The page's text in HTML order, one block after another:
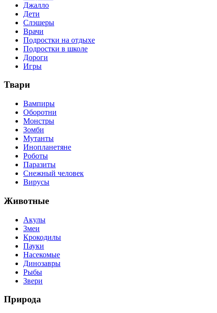
Джалло
Дети
Слэшеры
Врачи
Подростки на отдыхе
Подростки в школе
Дороги
Игры
Твари
Вампиры
Оборотни
Монстры
Зомби
Мутанты
Инопланетяне
Роботы
Паразиты
Снежный человек
Вирусы
Животные
Акулы
Змеи
Крокодилы
Пауки
Насекомые
Динозавры
Рыбы
Звери
Природа